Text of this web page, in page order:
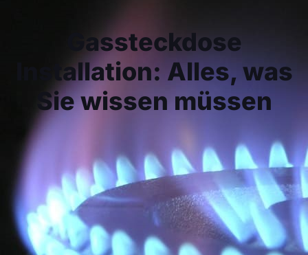
Gassteckdose
Installation: Alles, was
Sie wissen müssen